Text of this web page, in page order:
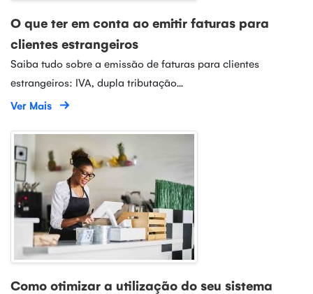
O que ter em conta ao emitir faturas para
clientes estrangeiros
Saiba tudo sobre a emissão de faturas para clientes
estrangeiros: IVA, dupla tributação...
Ver Mais
Como otimizar a utilização do seu sistema